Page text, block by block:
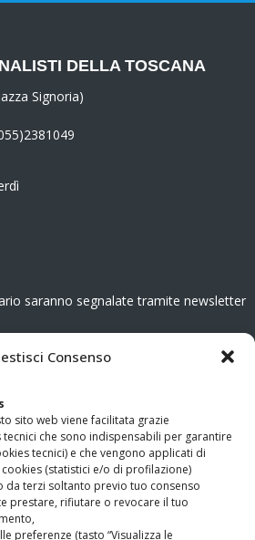
Consenso
sito web viene facilitata grazie
tecnici che sono indispensabili per garantire
tecnici) e che vengono applicati di
(statistici e/o di profilazione)
da terzi soltanto previo tuo consenso
prestare, rifiutare o revocare il tuo
preferenze (tasto “Visualizza le
DELLA TOSCANA
Signoria)
saranno segnalate tramite newsletter
registrata presso il Tribunale di
Direttore responsabile:
80005790482